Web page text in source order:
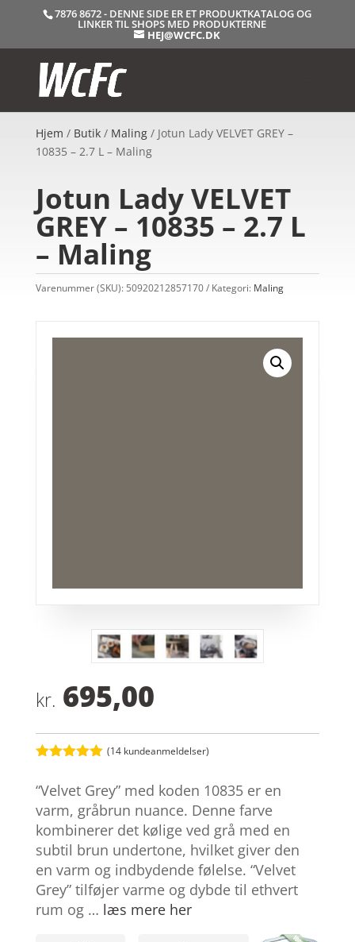
7876 8672 - DENNE SIDE ER ET PRODUKTKATALOG OG
LINKER TIL SHOPS MED PRODUKTERNE
HEJ@WCFC.DK
Hjem / Butik/ Maling/ Jotun Lady VELVET GREY –
10835 – 2.7 L – Maling
Jotun Lady VELVET
GREY – 10835 – 2.7 L
– Maling
Varenummer (SKU): 50920212857170 Kategori: Maling
kr. 695,00
af 5
baseret på
kundebedøm
melser
(14 kundeanmeldelser)
“Velvet Grey” med koden 10835 er en
varm, gråbrun nuance. Denne farve
kombinerer det kølige ved grå med en
subtil brun undertone, hvilket giver den
en varm og indbydende følelse. “Velvet
Grey” tilføjer varme og dybde til ethvert
rum og … læs mere her